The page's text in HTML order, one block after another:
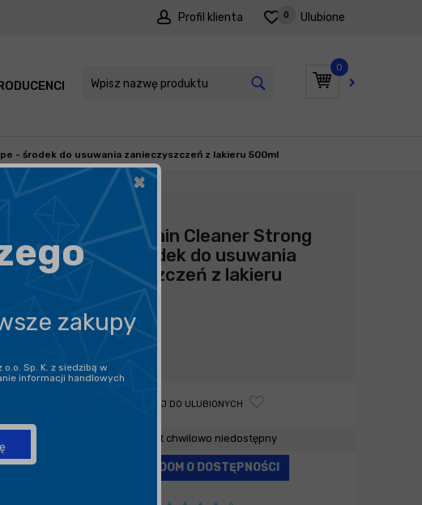
Profil klienta Ulubione
0
0
PROMOCJE
- środek do usuwania zanieczyszczeń z lakieru 500ml
Producent: Soft99
Soft99 Stain Cleaner Strong
Type - środek do usuwania
zanieczyszczeń z lakieru
54,99
DODAJ DO ULUBIONYCH
Produkt chwilowo niedostępny
POWIADOM O DOSTĘPNOŚCI
×
zakupy
Sp. K. z siedzibą w
informacji handlowych